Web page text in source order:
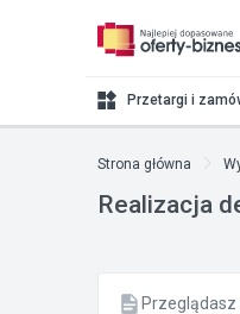
Przetargi i
Strona główna
Realizacja